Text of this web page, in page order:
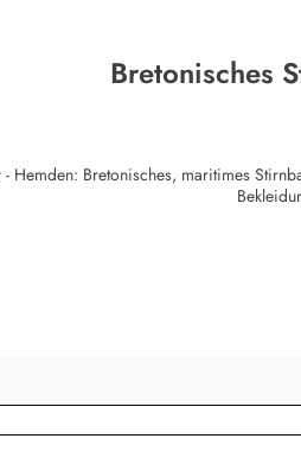
Bretonisches
- Hemden: Bretonisches, maritimes